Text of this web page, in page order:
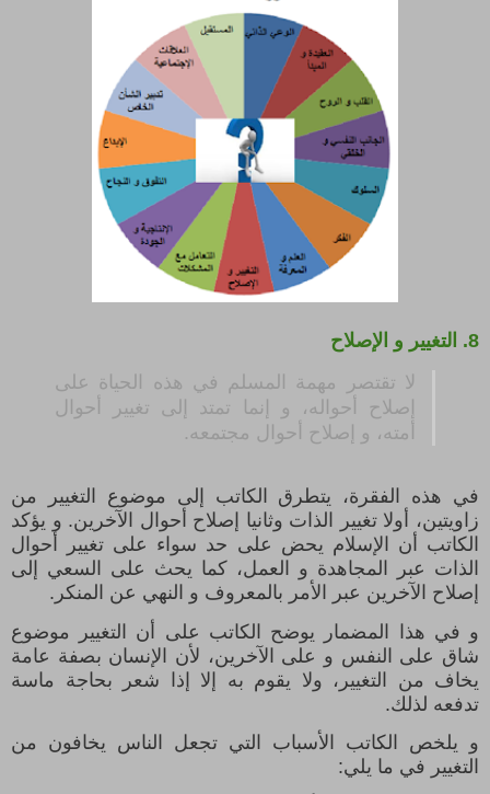
8.
التغيير و الإصلاح
لا تقتصر مهمة المسلم في هذه الحياة على
إصلاح أحواله، و إنما تمتد إلى تغيير أحوال
أمته، و إصلاح أحوال مجتمعه.
في هذه الفقرة، يتطرق الكاتب إلى موضوع التغيير من
زاويتين، أولا تغيير الذات وثانيا إصلاح أحوال الآخرين. و يؤكد
الكاتب أن الإسلام يحض على حد سواء على تغيير أحوال
الذات عبر المجاهدة و العمل، كما يحث على السعي إلى
إصلاح الآخرين عبر الأمر بالمعروف و النهي عن المنكر .
و في هذا المضمار يوضح الكاتب على أن التغيير موضوع
شاق على النفس و على الآخرين، لأن الإنسان بصفة عامة
يخاف من التغيير، ولا يقوم به إلا إذا شعر بحاجة ماسة
تدفعه لذلك.
و يلخص الكاتب الأسباب التي تجعل الناس يخافون من
التغيير في ما يلي: